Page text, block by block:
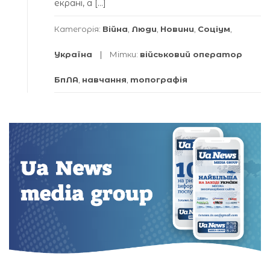
екрані, а […]
Категорія: Війна, Люди, Новини, Соціум,
Україна Мітки: військовий оператор
БпЛА, навчання, топографія